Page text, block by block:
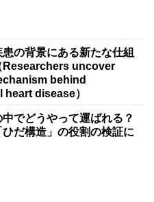
の背景にある新たな仕組
Researchers uncover
behind
disease）
でどうやって運ばれる？
ひだ構造」の役割の検証に